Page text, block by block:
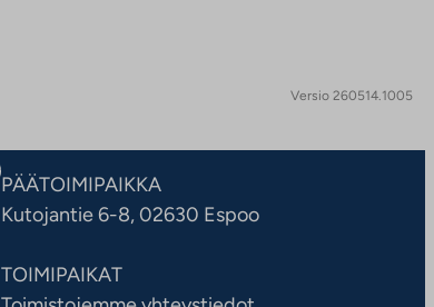
Versio 260514.1005
PÄÄTOIMIPAIKKA
Kutojantie 6-8, 02630 Espoo
TOIMIPAIKAT